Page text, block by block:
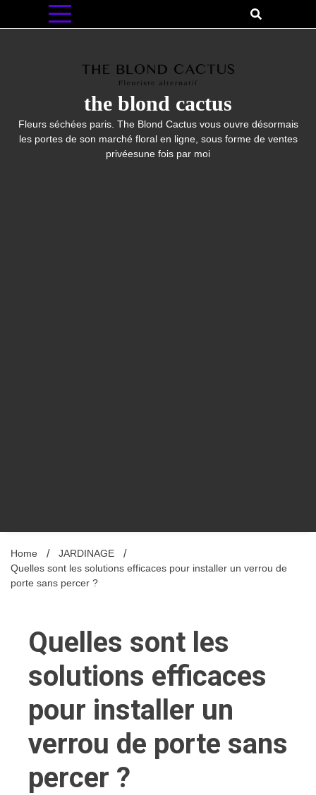
the blond cactus
Fleurs séchées paris. The Blond Cactus vous ouvre désormais
les portes de son marché floral en ligne, sous forme de ventes
privéesune fois par moi
Home
JARDINAGE
Quelles sont les solutions efficaces pour installer un verrou de
porte sans percer ?
Quelles sont les
solutions efficaces
pour installer un
verrou de porte sans
percer ?